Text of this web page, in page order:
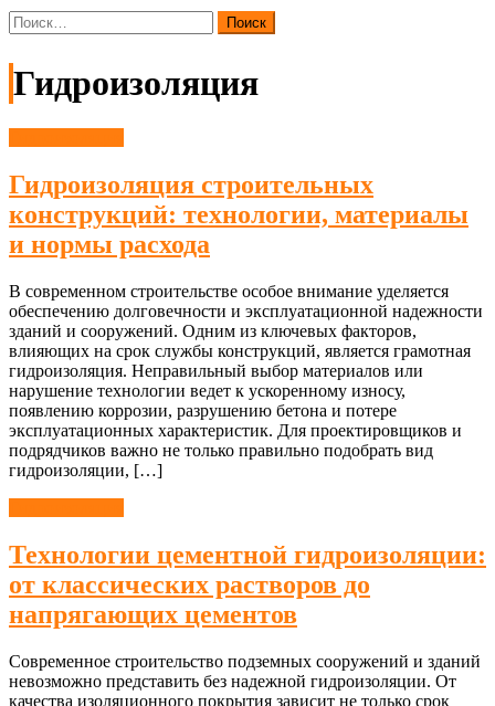
Найти:
Гидроизоляция
Гидроизоляция строительных
конструкций: технологии, материалы
и нормы расхода
В современном строительстве особое внимание уделяется
обеспечению долговечности и эксплуатационной надежности
зданий и сооружений. Одним из ключевых факторов,
влияющих на срок службы конструкций, является грамотная
гидроизоляция. Неправильный выбор материалов или
нарушение технологии ведет к ускоренному износу,
появлению коррозии, разрушению бетона и потере
эксплуатационных характеристик. Для проектировщиков и
подрядчиков важно не только правильно подобрать вид
гидроизоляции, […]
Технологии цементной гидроизоляции:
от классических растворов до
напрягающих цементов
Современное строительство подземных сооружений и зданий
невозможно представить без надежной гидроизоляции. От
качества изоляционного покрытия зависит не только срок